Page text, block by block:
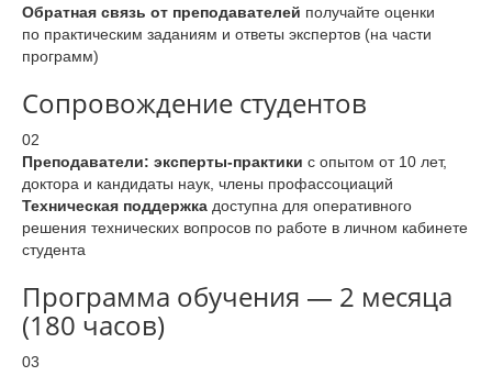
Обратная связь от преподавателей получайте оценки
по практическим заданиям и ответы экспертов (на части
программ)
Сопровождение студентов
02
Преподаватели: эксперты-практики с опытом от 10 лет,
доктора и кандидаты наук, члены профассоциаций
Техническая поддержка доступна для оперативного
решения технических вопросов по работе в личном кабинете
студента
Программа обучения — 2 месяца
(180 часов)
03